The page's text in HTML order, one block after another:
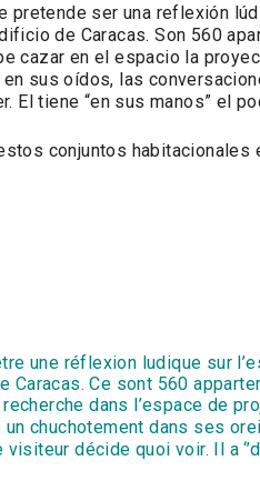
pretende ser una reflexión
de Caracas. Son 560
cazar en el espacio la
sus oídos, las
El tiene “en sus manos” el
conjuntos
une réflexion ludique sur
Caracas. Ce sont 560
dans l’espace de
chuchotement dans ses
décide quoi voir. Il a